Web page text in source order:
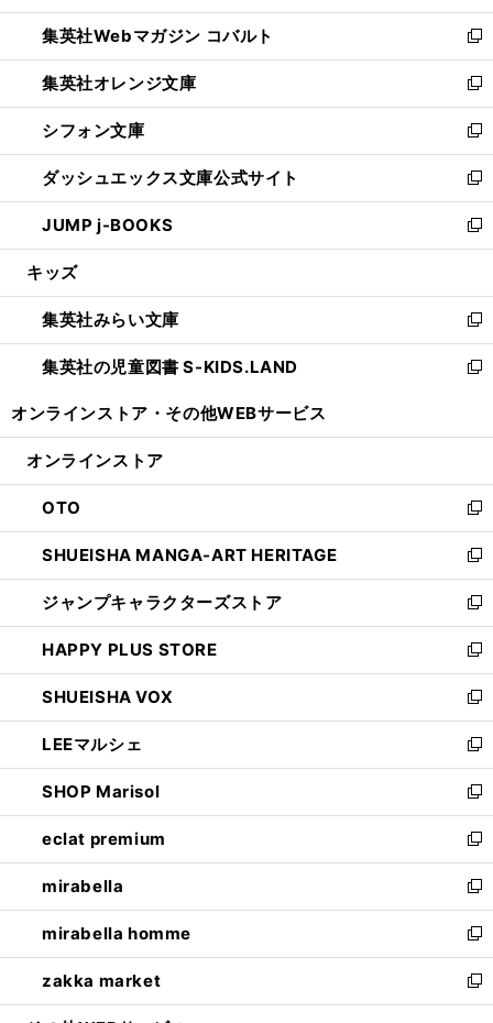
開
く
ウ
で
開
く
ン
ド
ウ
で
開
く
ウ
ィ
ン
ド
ウ
で
開
く
集英社Webマガジン コバルト
新
し
い
ウ
ィ
ン
ド
ウ
で
開
集英社オレンジ文庫
新
し
い
ウ
ィ
ン
ド
ウ
開
く
シフォン文庫
新
し
い
ウ
ィ
ン
ウ
で
開
く
ダッシュエックス文庫公式サイト
新
し
い
ウ
ン
ド
ウ
で
JUMP j-BOOKS
新
し
ウ
ィ
ン
ド
開
キッズ
集英社みらい文庫
新
し
い
ン
ウ
で
開
く
集英社の児童図書 S-KIDS.LAND
新
ウ
ン
ド
ウ
で
開
く
オンラインストア・ その他WEBサービス
オンラインストア
OTO
新
し
い
ウ
ィ
ン
ド
ウ
で
開
く
SHUEISHA MANGA-ART HERITAGE
新
し
い
ウ
ィ
ン
ド
ウ
で
開
く
ジャンプキャラクターズストア
新
し
い
ウ
ィ
ン
ド
ウ
で
開
く
HAPPY PLUS STORE
新
し
い
ウ
ィ
ン
ド
ウ
で
開
く
SHUEISHA VOX
新
し
い
ウ
ィ
ン
ド
ウ
で
開
く
LEEマルシェ
新
し
い
ウ
ィ
ン
ド
ウ
で
開
く
SHOP Marisol
新
し
い
ウ
ィ
ン
ド
ウ
で
開
eclat premium
新
し
い
ウ
ィ
ン
ド
ウ
mirabella
新
し
い
ウ
ィ
ン
mirabella homme
新
し
い
ウ
zakka market
新
し